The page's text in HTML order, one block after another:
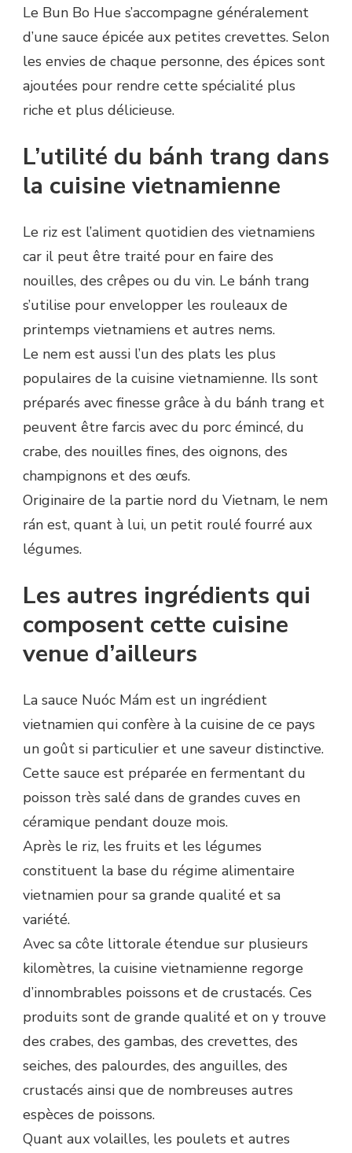
Le Bun Bo Hue s’accompagne généralement
d’une sauce épicée aux petites crevettes. Selon
les envies de chaque personne, des épices sont
ajoutées pour rendre cette spécialité plus
riche et plus délicieuse.
L’utilité du bánh trang dans
la cuisine vietnamienne
Le riz est l’aliment quotidien des vietnamiens
car il peut être traité pour en faire des
nouilles, des crêpes ou du vin. Le bánh trang
s’utilise pour envelopper les rouleaux de
printemps vietnamiens et autres nems.
Le nem est aussi l’un des plats les plus
populaires de la cuisine vietnamienne. Ils sont
préparés avec finesse grâce à du bánh trang et
peuvent être farcis avec du porc émincé, du
crabe, des nouilles fines, des oignons, des
champignons et des œufs.
Originaire de la partie nord du Vietnam, le nem
rán est, quant à lui, un petit roulé fourré aux
légumes.
Les autres ingrédients qui
composent cette cuisine
venue d’ailleurs
La sauce Nuóc Mám est un ingrédient
vietnamien qui confère à la cuisine de ce pays
un goût si particulier et une saveur distinctive.
Cette sauce est préparée en fermentant du
poisson très salé dans de grandes cuves en
céramique pendant douze mois.
Après le riz, les fruits et les légumes
constituent la base du régime alimentaire
vietnamien pour sa grande qualité et sa
variété.
Avec sa côte littorale étendue sur plusieurs
kilomètres, la cuisine vietnamienne regorge
d’innombrables poissons et de crustacés. Ces
produits sont de grande qualité et on y trouve
des crabes, des gambas, des crevettes, des
seiches, des palourdes, des anguilles, des
crustacés ainsi que de nombreuses autres
espèces de poissons.
Quant aux volailles, les poulets et autres